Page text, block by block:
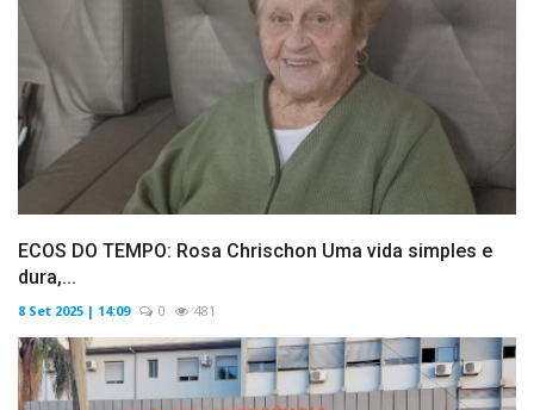
ECOS DO TEMPO: Rosa Chrischon Uma vida simples e
dura,...
8 Set 2025 | 14:09 0 481